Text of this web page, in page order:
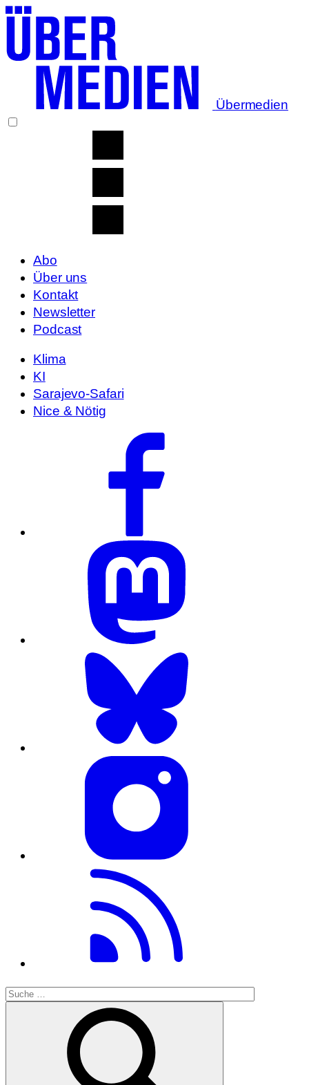
Übermedien
Abo
Über uns
Kontakt
Newsletter
Podcast
Klima
KI
Sarajevo-Safari
Nice & Nötig